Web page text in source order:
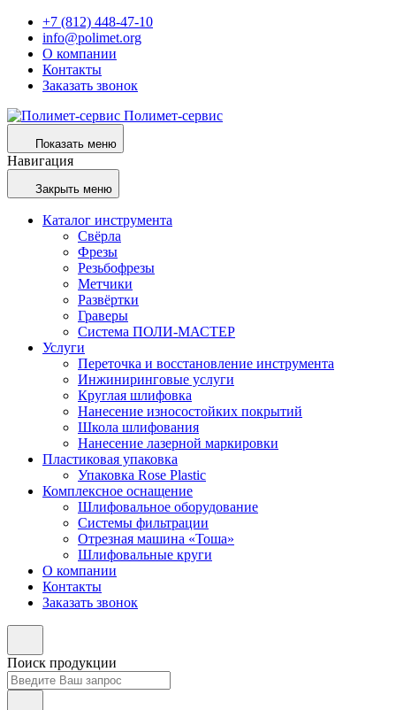
+7 (812) 448-47-10
info@polimet.org
О компании
Контакты
Заказать звонок
Полимет-сервис
Показать меню
Навигация
Закрыть меню
Каталог инструмента
Свёрла
Фрезы
Резьбофрезы
Метчики
Развёртки
Граверы
Система ПОЛИ-МАСТЕР
Услуги
Переточка и восстановление инструмента
Инжиниринговые услуги
Круглая шлифовка
Нанесение износостойких покрытий
Школа шлифования
Нанесение лазерной маркировки
Пластиковая упаковка
Упаковка Rose Plastic
Комплексное оснащение
Шлифовальное оборудование
Системы фильтрации
Отрезная машина «Тоша»
Шлифовальные круги
О компании
Контакты
Заказать звонок
Поиск продукции